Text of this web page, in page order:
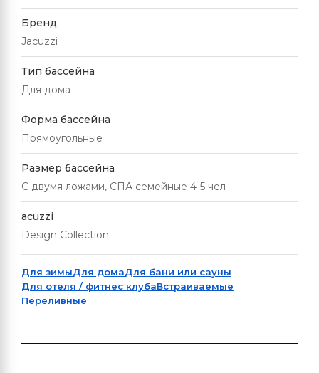
Бренд
Jacuzzi
Тип бассейна
Для дома
Форма бассейна
Прямоугольные
Размер бассейна
С двумя ложами, СПА семейные 4-5 чел
acuzzi
Design Collection
Для зимыДля домаДля бани или сауны
Для отеля / фитнес клубаВстраиваемые
Переливные